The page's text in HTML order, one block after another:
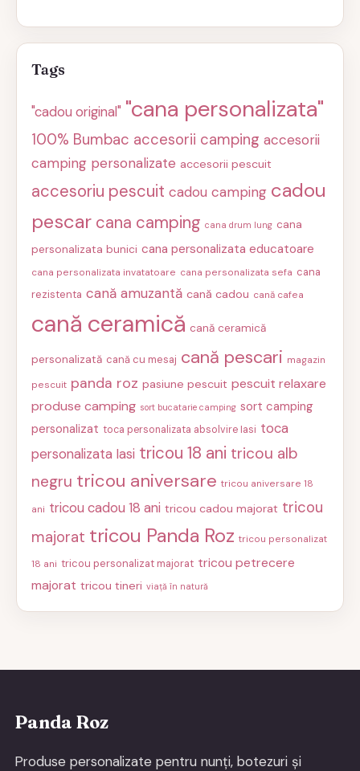
Tags
"cadou original" "cana personalizata"
100% Bumbac accesorii camping accesorii
camping personalizate accesorii pescuit
accesoriu pescuit cadou camping cadou
pescar cana camping cana drum lung cana
personalizata bunici cana personalizata educatoare
cana personalizata invatatoare cana personalizata sefa cana
rezistenta cană amuzantă cană cadou cană cafea
cană ceramică cană ceramică
personalizată cană cu mesaj cană pescari magazin
pescuit panda roz pasiune pescuit pescuit relaxare
produse camping sort bucatarie camping sort camping
personalizat toca personalizata absolvire Iasi toca
personalizata Iasi tricou 18 ani tricou alb
negru tricou aniversare tricou aniversare 18
ani tricou cadou 18 ani tricou cadou majorat tricou
majorat tricou Panda Roz tricou personalizat
18 ani tricou personalizat majorat tricou petrecere
majorat tricou tineri viață în natură
Panda Roz
Produse personalizate pentru nunți, botezuri și